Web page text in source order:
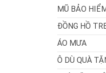
MŨ BẢO
ĐỒNG HỒ
ÁO MƯA
Ô DÙ QUÀ